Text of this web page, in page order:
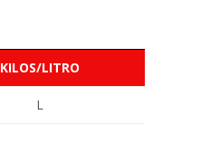
KILOS/LITRO
L